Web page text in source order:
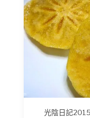
光陰日記